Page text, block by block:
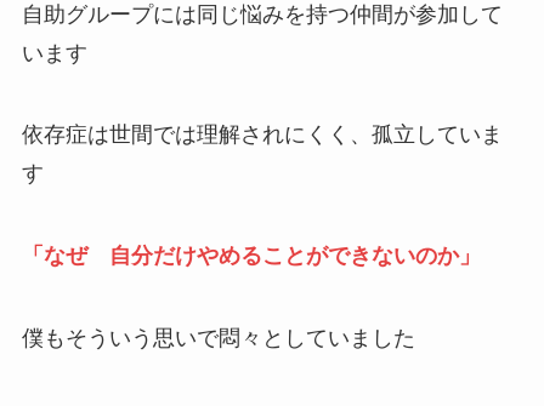
自助グループには同じ悩みを持つ仲間が参加して
います
依存症は世間では理解されにくく、孤立していま
す
「なぜ 自分だけやめることができないのか」
僕もそういう思いで悶々としていました